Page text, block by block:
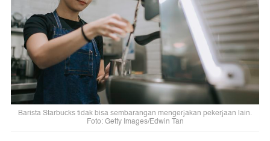
Barista Starbucks tidak bisa sembarangan mengerjakan pekerjaan lain.
Foto: Getty Images/Edwin Tan